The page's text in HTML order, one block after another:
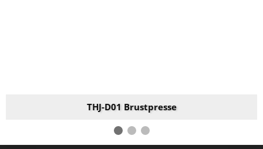
THJ-D01 Brustpresse